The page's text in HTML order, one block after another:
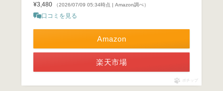
¥3,480
（2026/07/09 05:34時点 | Amazon調べ）
口コミを見る
Amazon
楽天市場
ポチップ